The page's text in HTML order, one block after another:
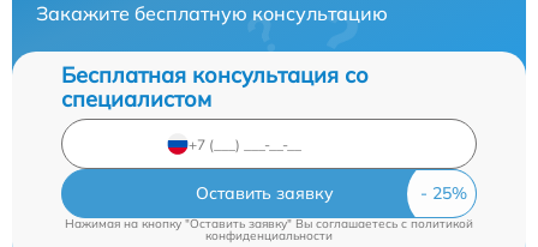
Закажите бесплатную консультацию
Бесплатная консультация со
специалистом
Оставить заявку
Нажимая на кнопку "Оставить заявку" Вы соглашаетесь cполитикой
конфиденциальности